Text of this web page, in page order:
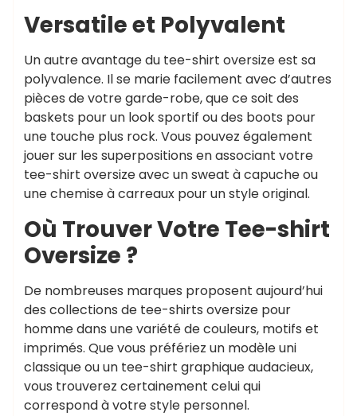
Versatile et Polyvalent
Un autre avantage du tee-shirt oversize est sa
polyvalence. Il se marie facilement avec d’autres
pièces de votre garde-robe, que ce soit des
baskets pour un look sportif ou des boots pour
une touche plus rock. Vous pouvez également
jouer sur les superpositions en associant votre
tee-shirt oversize avec un sweat à capuche ou
une chemise à carreaux pour un style original.
Où Trouver Votre Tee-shirt
Oversize ?
De nombreuses marques proposent aujourd’hui
des collections de tee-shirts oversize pour
homme dans une variété de couleurs, motifs et
imprimés. Que vous préfériez un modèle uni
classique ou un tee-shirt graphique audacieux,
vous trouverez certainement celui qui
correspond à votre style personnel.